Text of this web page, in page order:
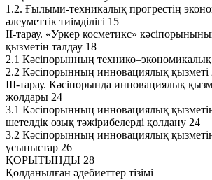
1.2. Ғылыми-техникалық прогрестің
әлеуметтік тиімділігі 15
IІ-тарау. «Уркер косметикс»
қызметін талдау 18
2.1 Кәсіпорынның технико–экономикалық
2.2 Кәсіпорынның инновациялық қызметі
ІІІ-тарау. Кәсіпорында инновациялық
жолдары 24
3.1 Кәсіпорынның инновациялық
шетелдік озық тәжірибелерді қолдану 24
3.2 Кәсіпорынның инновациялық
ұсыныстар 26
ҚОРЫТЫНДЫ 28
Қолданылған әдебиеттер тізімі